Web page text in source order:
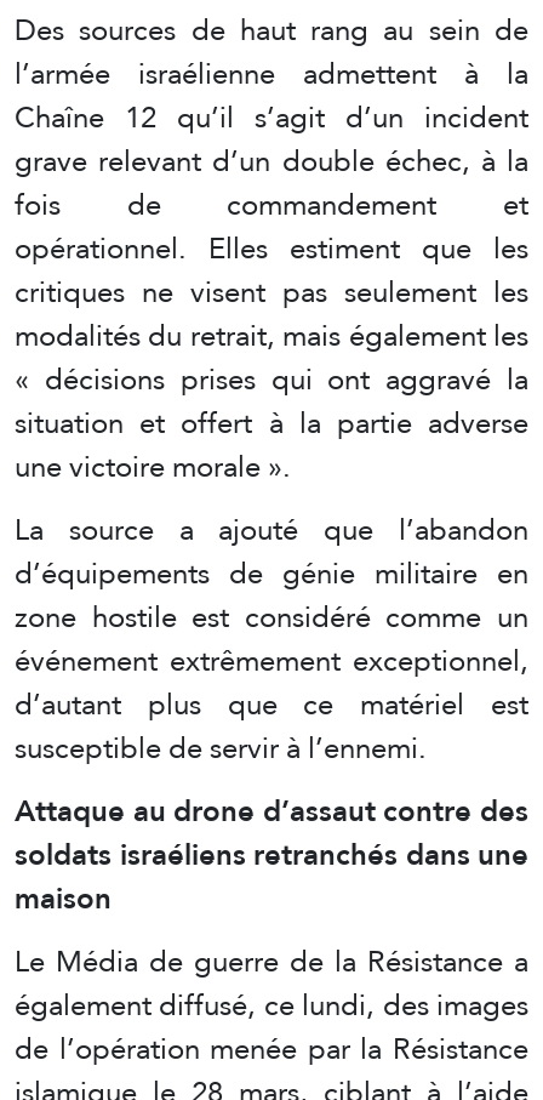
Des sources de haut rang au sein de
l’armée israélienne admettent à la
Chaîne 12 qu’il s’agit d’un incident
grave relevant d’un double échec, à la
fois de commandement et
opérationnel. Elles estiment que les
critiques ne visent pas seulement les
modalités du retrait, mais également les
« décisions prises qui ont aggravé la
situation et offert à la partie adverse
une victoire morale ».
La source a ajouté que l’abandon
d’équipements de génie militaire en
zone hostile est considéré comme un
événement extrêmement exceptionnel,
d’autant plus que ce matériel est
susceptible de servir à l’ennemi.
Attaque au drone d’assaut contre des
soldats israéliens retranchés dans une
maison
Le Média de guerre de la Résistance a
également diffusé, ce lundi, des images
de l’opération menée par la Résistance